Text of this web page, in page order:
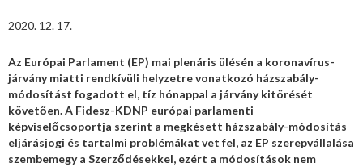
2020. 12. 17.
Az Európai Parlament (EP) mai plenáris ülésén a koronavírus-
járvány miatti rendkívüli helyzetre vonatkozó házszabály-
módosítást fogadott el, tíz hónappal a járvány kitörését
követően. A Fidesz-KDNP európai parlamenti
képviselőcsoportja szerint a megkésett házszabály-módosítás
eljárásjogi és tartalmi problémákat vet fel, az EP szerepvállalása
szembemegy a Szerződésekkel, ezért a módosítások nem